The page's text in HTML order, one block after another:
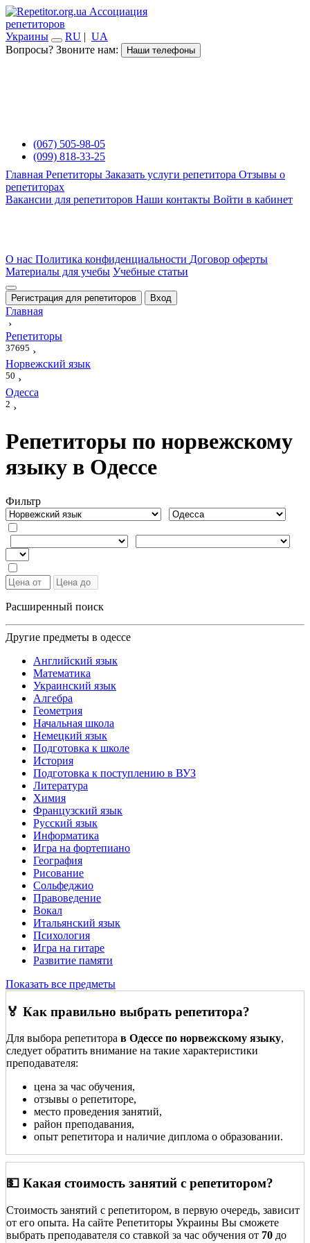
Ассоциация
репетиторов
Украины
RU | UA
Вопросы? Звоните нам:
Наши телефоны
(067) 505-98-05
(099) 818-33-25
Главная Репетиторы Заказать услуги репетитора Отзывы о
репетиторах
Вакансии для репетиторов Наши контакты Войти в кабинет
О нас Политика конфиденциальности Договор оферты
Материалы для учебы Учебные статьи
Регистрация для репетиторов Вход
Главная
›
Репетиторы
37695 ›
Норвежский язык
50 ›
Одесса
2 ›
Репетиторы по норвежскому
языку в Одессе
Фильтр
Расширенный поиск
Другие предметы в одессе
Английский язык
Математика
Украинский язык
Алгебра
Геометрия
Начальная школа
Немецкий язык
Подготовка к школе
История
Подготовка к поступлению в ВУЗ
Литература
Химия
Французский язык
Русский язык
Информатика
Игра на фортепиано
География
Рисование
Сольфеджио
Правоведение
Вокал
Итальянский язык
Психология
Игра на гитаре
Развитие памяти
Показать все предметы
🏅 Как правильно выбрать репетитора?
Для выбора репетитора в Одессе по норвежскому языку,
следует обратить внимание на такие характеристики
преподавателя:
цена за час обучения,
отзывы о репетиторе,
место проведения занятий,
район преподавания,
опыт репетитора и наличие диплома о образовании.
💵 Какая стоимость занятий с репетитором?
Стоимость занятий с репетитором, в первую очередь, зависит
от его опыта. На сайте Репетиторы Украины Вы сможете
выбрать преподавателя со ставкой за час обучения от 70 до